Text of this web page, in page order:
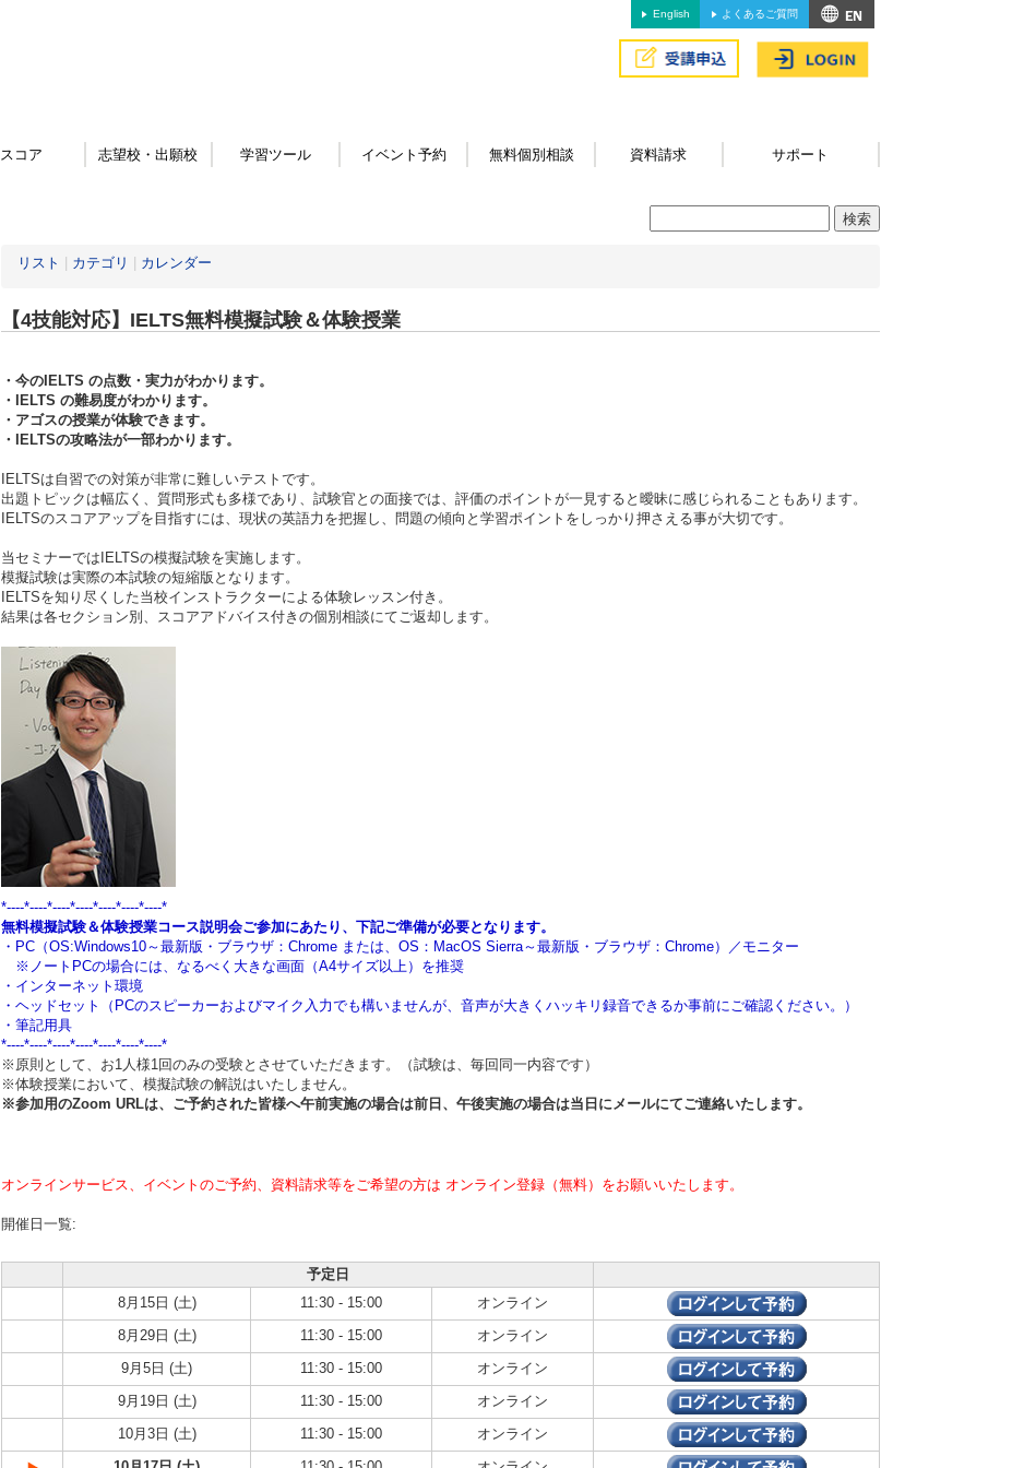
English よくあるご質問
スコア 志望校・出願校 学習ツール イベント予約 無料個別相談 資料請求 サポート
リスト カテゴリ カレンダー
【4技能対応】IELTS無料模擬試験＆体験授業
・今のIELTS の点数・実力がわかります。
・IELTS の難易度がわかります。
・アゴスの授業が体験できます。
・IELTSの攻略法が一部わかります。
IELTSは自習での対策が非常に難しいテストです。
出題トピックは幅広く、質問形式も多様であり、試験官との面接では、評価のポイントが一見すると曖昧に感じられることもあります。
IELTSのスコアアップを目指すには、現状の英語力を把握し、問題の傾向と学習ポイントをしっかり押さえる事が大切です。
当セミナーではIELTSの模擬試験を実施します。
模擬試験は実際の本試験の短縮版となります。
IELTSを知り尽くした当校インストラクターによる体験レッスン付き。
結果は各セクション別、スコアアドバイス付きの個別相談にてご返却します。
*----*----*----*----*----*----*----*
無料模擬試験＆体験授業コース説明会ご参加にあたり、下記ご準備が必要となります。
・PC（OS:Windows10～最新版・ブラウザ：Chrome または、OS：MacOS Sierra～最新版・ブラウザ：Chrome）／モニター
※ノートPCの場合には、なるべく大きな画面（A4サイズ以上）を推奨
・インターネット環境
・ヘッドセット（PCのスピーカーおよびマイク入力でも構いませんが、音声が大きくハッキリ録音できるか事前にご確認ください。）
・筆記用具
*----*----*----*----*----*----*----*
※原則として、お1人様1回のみの受験とさせていただきます。（試験は、毎回同一内容です）
※体験授業において、模擬試験の解説はいたしません。
※参加用のZoom URLは、ご予約された皆様へ午前実施の場合は前日、午後実施の場合は当日 にメールにてご連絡いたします。
オンラインサービス、イベントのご予約、資料請求等をご希望の方は オンライン登録（無料）をお願いいたします。
開催日一覧:
予定日
8月15日 (土)
11:30 - 15:00
オンライン
8月29日 (土)
11:30 - 15:00
オンライン
9月5日 (土)
11:30 - 15:00
オンライン
9月19日 (土)
11:30 - 15:00
オンライン
10月3日 (土)
11:30 - 15:00
オンライン